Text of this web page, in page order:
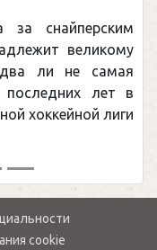
за снайперским
великому
ли не самая
последних лет в
хоккейной лиги
cookie